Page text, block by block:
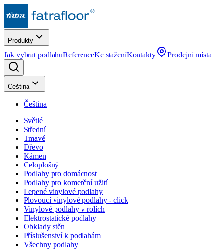
Produkty
Jak vybrat podlahuReferenceKe staženíKontakty Prodejní místa
Čeština
Čeština
Světlé
Střední
Tmavé
Dřevo
Kámen
Celoplošný
Podlahy pro domácnost
Podlahy pro komerční užití
Lepené vinylové podlahy
Plovoucí vinylové podlahy - click
Vinylové podlahy v rolích
Elektrostatické podlahy
Obklady stěn
Příslušenství k podlahám
Všechny podlahy